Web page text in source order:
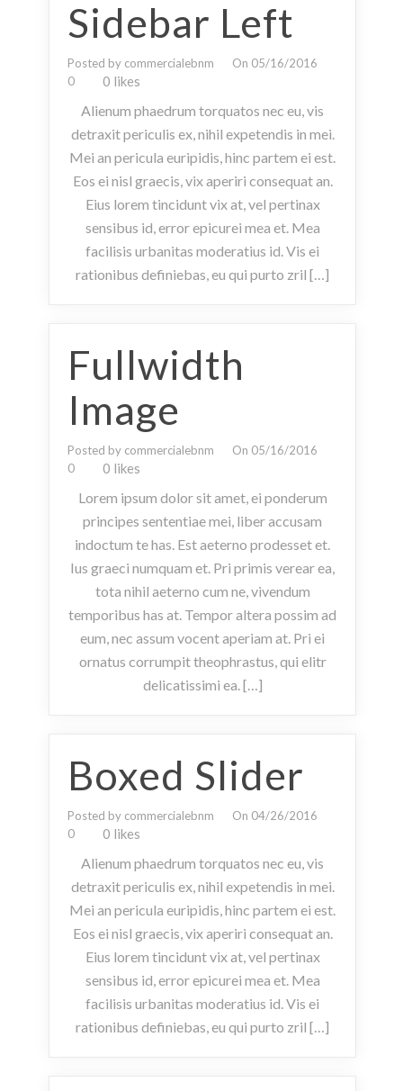
Sidebar Left
Posted by commercialebnm
On 05/16/2016
0
0 likes
Alienum phaedrum torquatos nec eu, vis
detraxit periculis ex, nihil expetendis in mei.
Mei an pericula euripidis, hinc partem ei est.
Eos ei nisl graecis, vix aperiri consequat an.
Eius lorem tincidunt vix at, vel pertinax
sensibus id, error epicurei mea et. Mea
facilisis urbanitas moderatius id. Vis ei
rationibus definiebas, eu qui purto zril […]
Fullwidth
Image
Posted by commercialebnm
On 05/16/2016
0
0 likes
Lorem ipsum dolor sit amet, ei ponderum
principes sententiae mei, liber accusam
indoctum te has. Est aeterno prodesset et.
Ius graeci numquam et. Pri primis verear ea,
tota nihil aeterno cum ne, vivendum
temporibus has at. Tempor altera possim ad
eum, nec assum vocent aperiam at. Pri ei
ornatus corrumpit theophrastus, qui elitr
delicatissimi ea. […]
Boxed Slider
Posted by commercialebnm
On 04/26/2016
0
0 likes
Alienum phaedrum torquatos nec eu, vis
detraxit periculis ex, nihil expetendis in mei.
Mei an pericula euripidis, hinc partem ei est.
Eos ei nisl graecis, vix aperiri consequat an.
Eius lorem tincidunt vix at, vel pertinax
sensibus id, error epicurei mea et. Mea
facilisis urbanitas moderatius id. Vis ei
rationibus definiebas, eu qui purto zril […]